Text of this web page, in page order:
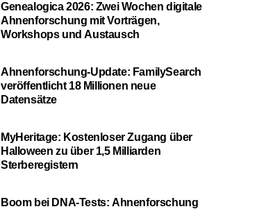
Genealogica 2026: Zwei Wochen digitale
Ahnenforschung mit Vorträgen,
Workshops und Austausch
Ahnenforschung-Update: FamilySearch
veröffentlicht 18 Millionen neue
Datensätze
MyHeritage: Kostenloser Zugang über
Halloween zu über 1,5 Milliarden
Sterberegistern
Boom bei DNA-Tests: Ahnenforschung